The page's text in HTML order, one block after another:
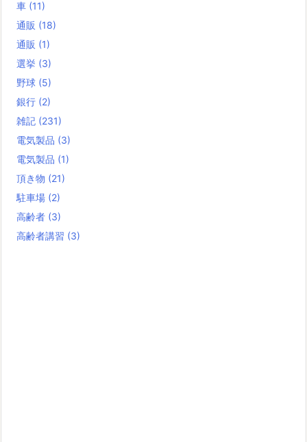
車 (11)
通販 (18)
通販 (1)
選挙 (3)
野球 (5)
銀行 (2)
雑記 (231)
電気製品 (3)
電気製品 (1)
頂き物 (21)
駐車場 (2)
高齢者 (3)
高齢者講習 (3)